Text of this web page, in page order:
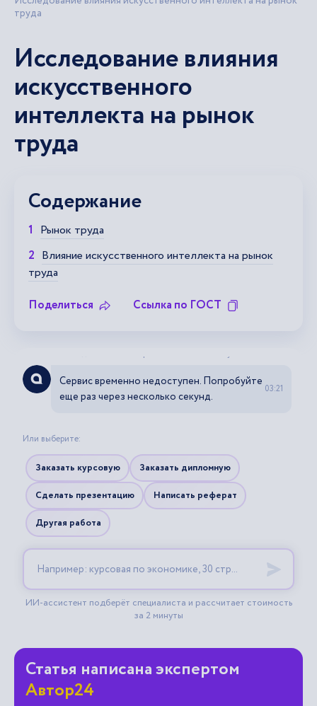
труда
Исследование влияния
искусственного
интеллекта на рынок
труда
Содержание
Рынок труда
Влияние искусственного интеллекта на рынок
труда
Поделиться
Ссылка по ГОСТ
Статья написана экспертом
Автор24